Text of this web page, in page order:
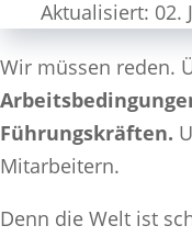
Aktualisiert: 02.
Wir müssen reden.
Führungskräften.
Mitarbeitern.
Denn die Welt ist